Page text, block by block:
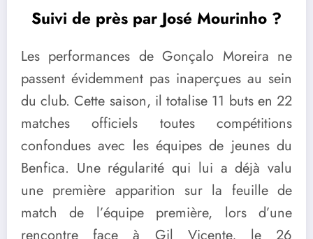
Suivi de près par José Mourinho ?
Les performances de Gonçalo Moreira ne
passent évidemment pas inaperçues au sein
du club. Cette saison, il totalise 11 buts en 22
matches officiels toutes compétitions
confondues avec les équipes de jeunes du
Benfica. Une régularité qui lui a déjà valu
une première apparition sur la feuille de
match de l’équipe première, lors d’une